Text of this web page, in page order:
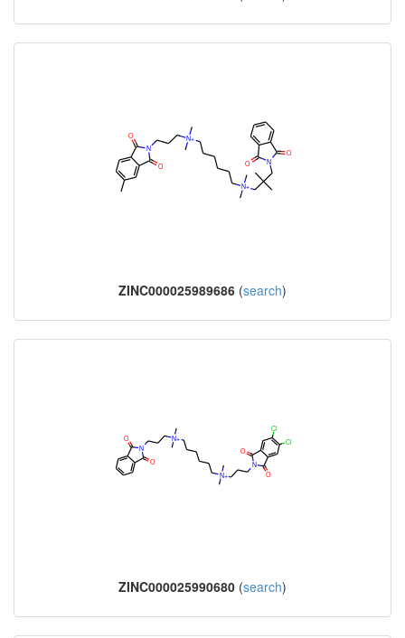
ZINC000025989686 (search)
ZINC000025990680 (search)